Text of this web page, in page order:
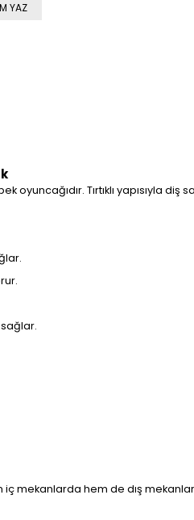
YAZ
oyuncağıdır. Tırtıklı yapısıyla diş
iç mekanlarda hem de dış